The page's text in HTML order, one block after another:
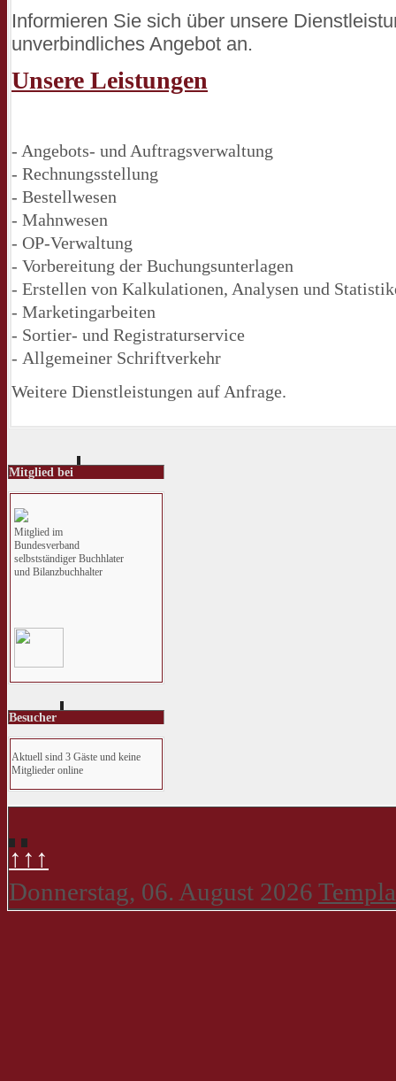
Informieren Sie sich über unsere
unverbindliches Angebot an.
Unsere Leistungen
- Angebots- und Auftragsverwaltung
- Rechnungsstellung
- Bestellwesen
- Mahnwesen
- OP-Verwaltung
- Vorbereitung der Buchungsunterlagen
- Erstellen von Kalkulationen, Analysen und
- Marketingarbeiten
- Sortier- und Registraturservice
- Allgemeiner Schriftverkehr
Weitere Dienstleistungen auf Anfrage.
Mitglied bei
Mitglied im
Bundesverband
selbstständiger Buchhlater
und Bilanzbuchhalter
Besucher
Aktuell sind 3 Gäste und keine
Mitglieder online
↑↑↑
Donnerstag, 06. August 2026